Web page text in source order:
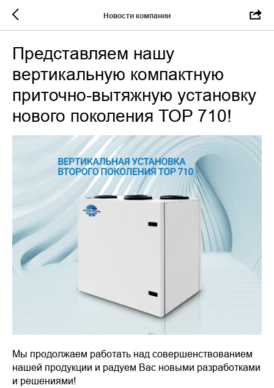
Новости компании
Представляем нашу
вертикальную компактную
приточно-вытяжную установку
нового поколения TOP 710!
Мы продолжаем работать над совершенствованием
нашей продукции и радуем Вас новыми разработками
и решениями!